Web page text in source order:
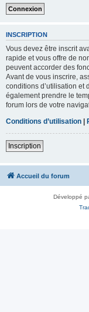
INSCRIPTION
Vous devez être inscrit
rapide et vous offre de
peuvent accorder des
Avant de vous inscrire,
conditions d’utilisation et
également prendre le
forum lors de votre
Conditions d’utilisation |
Inscription
Accueil du forum
Développé